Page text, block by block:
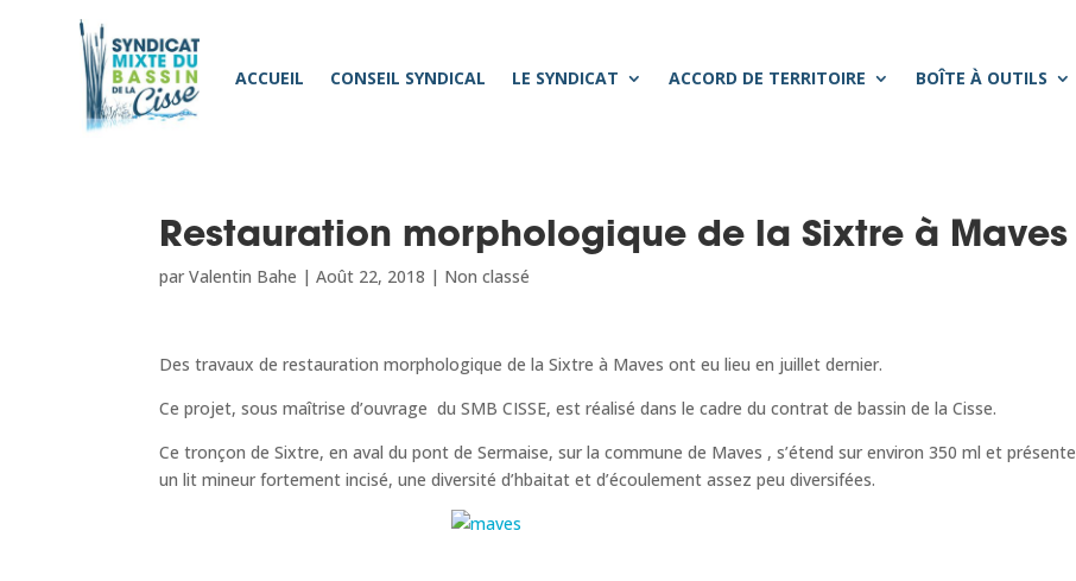
ACCUEIL CONSEIL SYNDICAL LE SYNDICAT ACCORD DE TERRITOIRE BOÎTE À OUTILS
Restauration morphologique de la Sixtre à Maves
parValentin Bahe |Août 22, 2018 | Non classé
Des travaux de restauration morphologique de la Sixtre à Maves ont eu lieu en juillet dernier.
Ce projet, sous maîtrise d’ouvrage du SMB CISSE, est réalisé dans le cadre du contrat de bassin de la Cisse.
Ce tronçon de Sixtre, en aval du pont de Sermaise, sur la commune de Maves , s’étend sur environ 350 ml et présente
un lit mineur fortement incisé, une diversité d’hbaitat et d’écoulement assez peu diversifées.